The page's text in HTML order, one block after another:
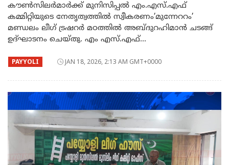
കൗൺസിലർമാർക്ക് മുനിസിപ്പൽ എം.എസ്.എഫ്
കമ്മിറ്റിയുടെ നേതൃത്വത്തിൽ സ്വീകരണം’മുന്നേററം’
മണ്ഡലം ലീഗ് ട്രഷറർ മഠത്തിൽ അബ്ദുറഹിമാൻ ചടങ്ങ്
ഉദ്ഘാടനം ചെയ്തു. എം എസ്.എഫ്...
PAYYOLI JAN 18, 2026, 2:13 AM GMT+0000